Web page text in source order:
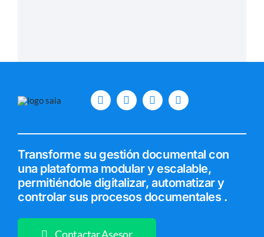
Transforme su gestión documental con
una plataforma modular y escalable,
permitiéndole digitalizar, automatizar y
controlar sus procesos documentales .
Contactar Asesor